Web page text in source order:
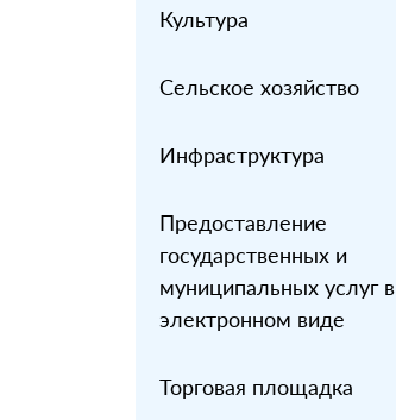
Культура
Сельское хозяйство
Инфраструктура
Предоставление
государственных и
муниципальных услуг в
электронном виде
Торговая площадка